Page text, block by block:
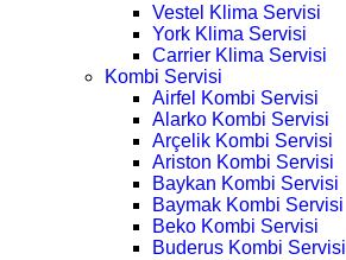
Vestel Klima Servisi
York Klima Servisi
Carrier Klima Servisi
Kombi Servisi
Airfel Kombi Servisi
Alarko Kombi Servisi
Arçelik Kombi Servisi
Ariston Kombi Servisi
Baykan Kombi Servisi
Baymak Kombi Servisi
Beko Kombi Servisi
Buderus Kombi Servisi